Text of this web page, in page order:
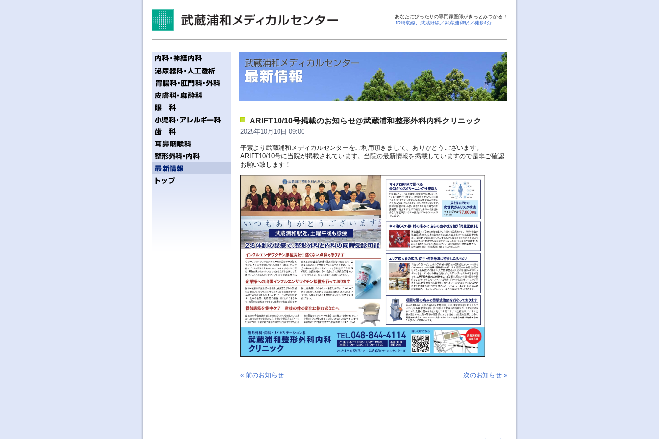
あなたにぴったりの専門家医師がきっとみつかる！
JR埼京線、武蔵野線／武蔵浦和駅／徒歩4分
ARIFT10/10号掲載のお知らせ@武蔵浦和整形外科内科クリニック
2025年10月10日 09:00
平素より武蔵浦和メディカルセンターをご利用頂きまして、ありがとうございます。
ARIFT10/10号に当院が掲載されています。当院の最新情報を掲載していますので是非ご確認
お願い致します！
« 前のお知らせ 次のお知らせ »